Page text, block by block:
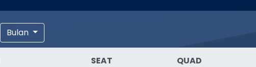
Bulan
SEAT QUAD